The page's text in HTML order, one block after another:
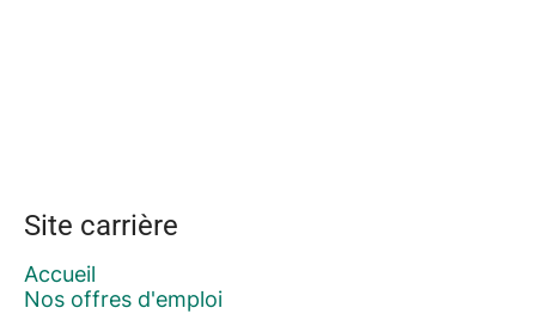
Site carrière
Accueil
Nos offres d'emploi